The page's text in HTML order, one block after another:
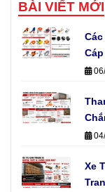
BÀI VIẾT MỚI
Xe
Nay
Và
Xe